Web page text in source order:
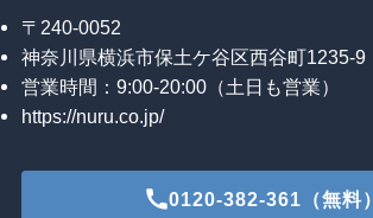
〒240-0052
神奈川県横浜市保土ケ谷区西谷町1235-9
営業時間：9:00-20:00（土日も営業）
https://nuru.co.jp/
0120-382-361（無料）